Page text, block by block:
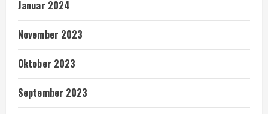
Januar 2024
November 2023
Oktober 2023
September 2023